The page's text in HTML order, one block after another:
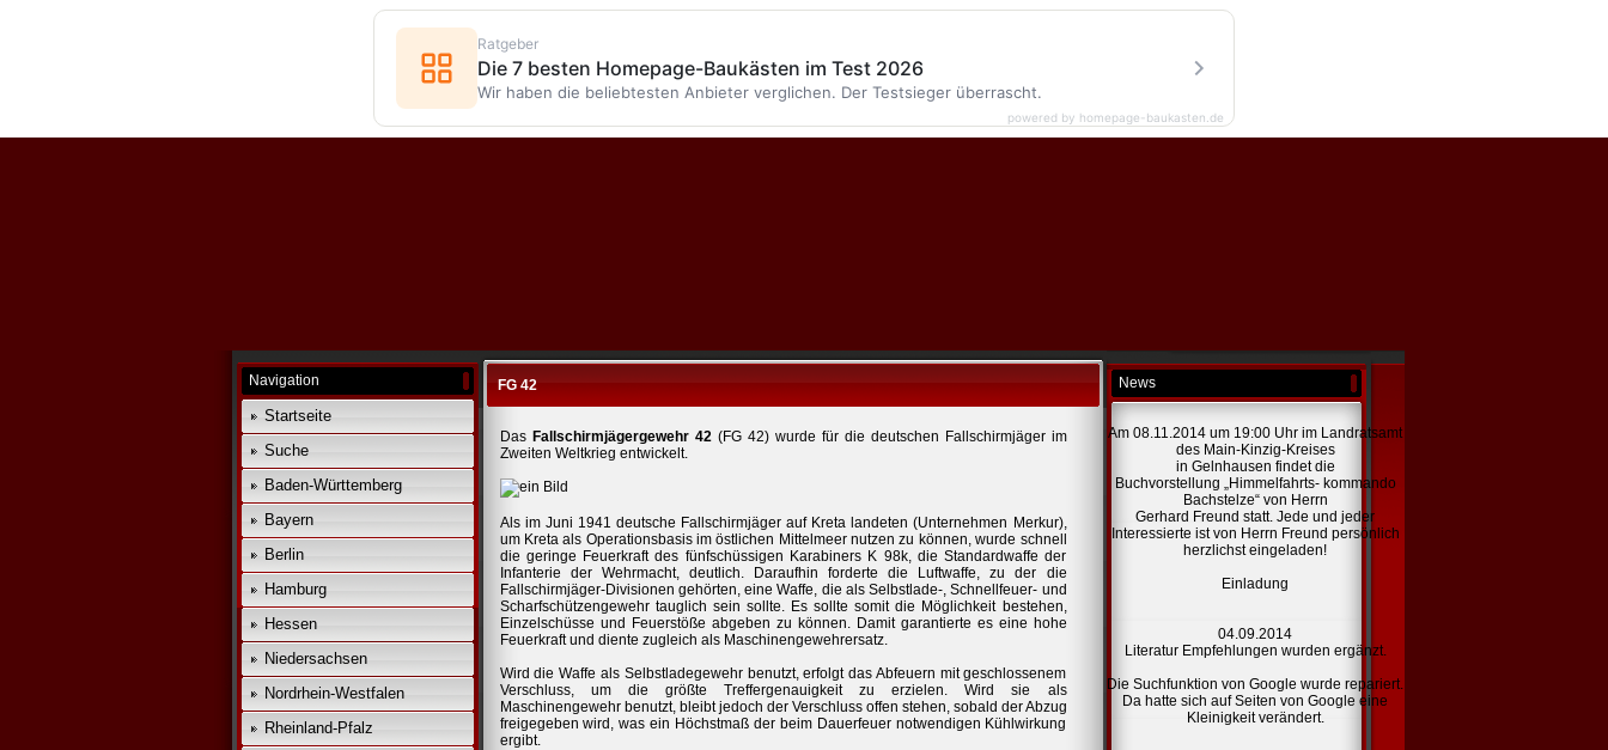
Navigation
Startseite
Suche
Baden-Württemberg
Bayern
Berlin
Hamburg
Hessen
Niedersachsen
Nordrhein-Westfalen
Rheinland-Pfalz
FG 42
Das Fallschirmjägergewehr 42(FG 42) wurde für die deutschen Fallschirmjäger im
Zweiten Weltkrieg entwickelt.
Als im Juni 1941 deutsche Fallschirmjäger auf Kreta landeten (Unternehmen Merkur),
um Kreta als Operationsbasis im östlichen Mittelmeer nutzen zu können, wurde schnell
die geringe Feuerkraft des fünfschüssigen Karabiners K 98k, die Standardwaffe der
Infanterie der Wehrmacht, deutlich. Daraufhin forderte die Luftwaffe, zu der die
Fallschirmjäger-Divisionen gehörten, eine Waffe, die als Selbstlade-, Schnellfeuer- und
Scharfschützengewehr tauglich sein sollte. Es sollte somit die Möglichkeit bestehen,
Einzelschüsse und Feuerstöße abgeben zu können. Damit garantierte es eine hohe
Feuerkraft und diente zugleich als Maschinengewehrersatz.
Wird die Waffe als Selbstladegewehr benutzt, erfolgt das Abfeuern mit geschlossenem
Verschluss, um die größte Treffergenauigkeit zu erzielen. Wird sie als
Maschinengewehr benutzt, bleibt jedoch der Verschluss offen stehen, sobald der Abzug
freigegeben wird, was ein Höchstmaß der beim Dauerfeuer notwendigen Kühlwirkung
ergibt.
News
Am 08.11.2014 um 19:00 Uhr im Landratsamt
des Main-Kinzig-Kreises
in Gelnhausen findet die
Buchvorstellung „Himmelfahrts- kommando
Bachstelze“ von Herrn
Gerhard Freund statt. Jede und jeder
Interessierte ist von Herrn Freund persönlich
herzlichst eingeladen!
Einladung
04.09.2014
Literatur Empfehlungen wurden ergänzt.
Die Suchfunktion von Google wurde repariert.
Da hatte sich auf Seiten von Google eine
Kleinigkeit verändert.
Ratgeber
Die 7 besten Homepage-Baukästen im Test 2026
Wir haben die beliebtesten Anbieter verglichen. Der Testsieger überrascht.
powered by homepage-baukasten.de